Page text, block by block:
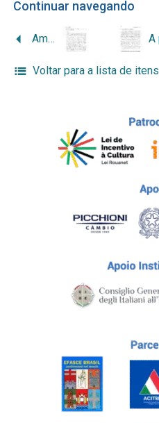
Continuar navegando
Américo René Giannetti: plano-programa de administração para Belo Horizonte (1951-1954)
Voltar para a lista de itens